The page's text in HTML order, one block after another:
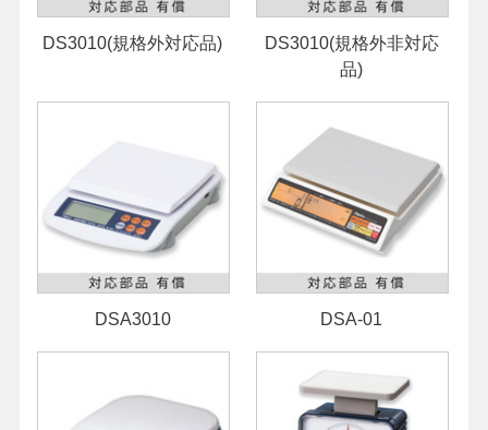
DS3010(規格外対応品)
DS3010(規格外非対応
品)
DSA3010 DSA-01